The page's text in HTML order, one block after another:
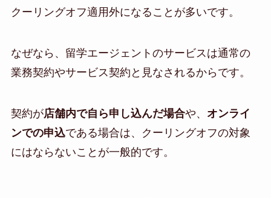
クーリングオフ適用外になることが多いです。
なぜなら、留学エージェントのサービスは通常の
業務契約やサービス契約と見なされるからです。
契約が店舗内で自ら申し込んだ場合や、 オンライ
ンでの申込である場合は、クーリングオフの対象
にはならないことが一般的です。